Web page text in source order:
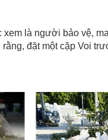
xem là người bảo vệ,
đặt một cặp Voi